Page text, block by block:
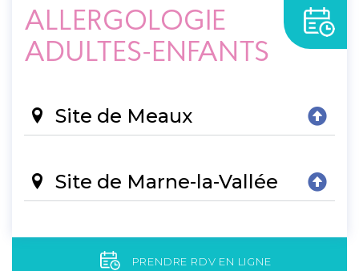
ALLERGOLOGIE
ADULTES-ENFANTS
Site de Meaux
Site de Marne-la-Vallée
PRENDRE RDV EN LIGNE